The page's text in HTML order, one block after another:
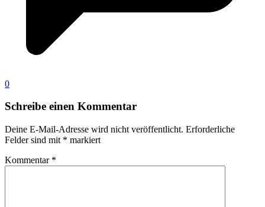
0
Schreibe einen Kommentar
Deine E-Mail-Adresse wird nicht veröffentlicht. Erforderliche
Felder sind mit * markiert
Kommentar *